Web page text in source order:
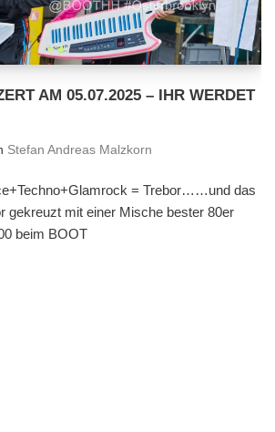
AM 05.07.2025 – IHR WERDET
Stefan Andreas Malzkorn
= Trebor……und das
gekreuzt mit einer Mische bester 80er
beim BOOT